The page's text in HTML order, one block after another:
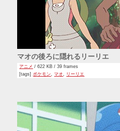
マオの後ろに隠れるリーリエ
アニメ / 622 KB / 39 frames
[tags] ポケモン ,マオ リーリエ